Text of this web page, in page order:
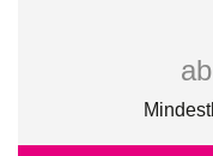
ab